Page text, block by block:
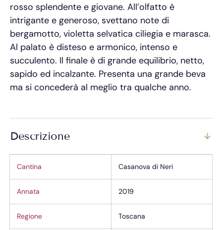
rosso splendente e giovane. All’olfatto è
intrigante e generoso, svettano note di
bergamotto, violetta selvatica ciliegia e marasca.
Al palato è disteso e armonico, intenso e
succulento. Il finale è di grande equilibrio, netto,
sapido ed incalzante. Presenta una grande beva
ma si concederà al meglio tra qualche anno.
Descrizione
Cantina Casanova di Neri
Annata 2019
Regione Toscana